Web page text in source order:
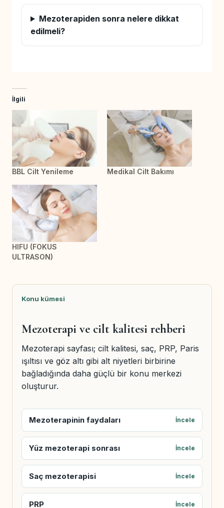
Mezoterapiden sonra nelere dikkat
edilmeli?
İlgili
BBL Cilt Yenileme Medikal Cilt Bakımı
HIFU (FOKUS
ULTRASON)
Konu kümesi
Mezoterapi ve cilt kalitesi rehberi
Mezoterapi sayfası; cilt kalitesi, saç, PRP, Paris
ışıltısı ve göz altı gibi alt niyetleri birbirine
bağladığında daha güçlü bir konu merkezi
oluşturur.
Mezoterapinin faydaları İncele
Yüz mezoterapi sonrası İncele
Saç mezoterapisi İncele
PRP İncele